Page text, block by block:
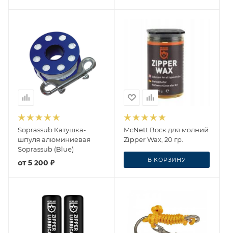
Soprassub Катушка-
шпуля алюминиевая
Soprassub (Blue)
от5 200 ₽
McNett Воск для молний
Zipper Wax, 20 гр.
₽
В КОРЗИНУ